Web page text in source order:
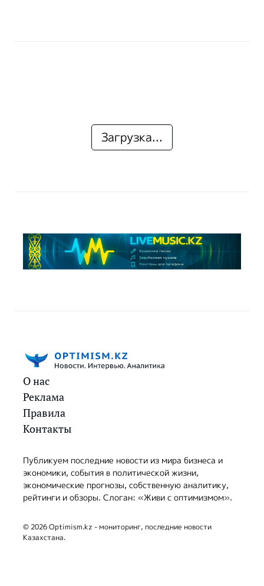
Загрузка...
О нас
Реклама
Правила
Контакты
Публикуем последние новости из мира бизнеса и
экономики, события в политической жизни,
экономические прогнозы, собственную аналитику,
рейтинги и обзоры. Слоган: «Живи с оптимизмом».
© 2026 Optimism.kz - мониторинг, последние новости
Казахстана.